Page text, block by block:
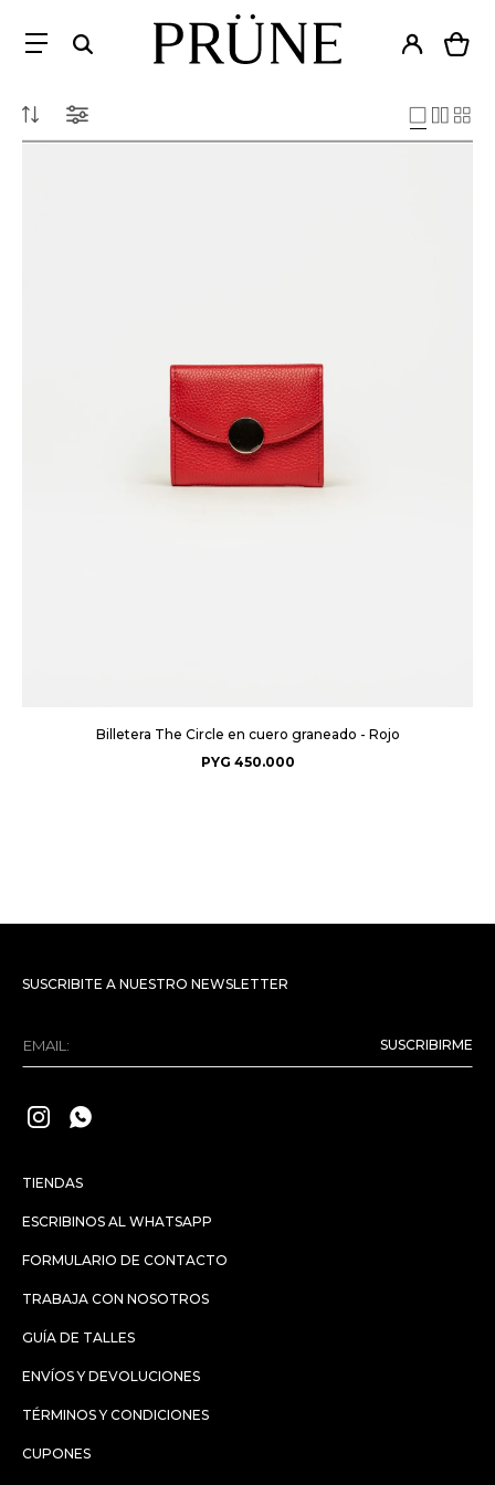
Billetera The Circle en cuero graneado - Rojo
PYG 450.000
TIENDAS
ESCRIBINOS AL WHATSAPP
FORMULARIO DE CONTACTO
TRABAJA CON NOSOTROS
GUÍA DE TALLES
ENVÍOS Y DEVOLUCIONES
TÉRMINOS Y CONDICIONES
CUPONES
SUSCRIBITE A NUESTRO NEWSLETTER
SUSCRIBIRME
 